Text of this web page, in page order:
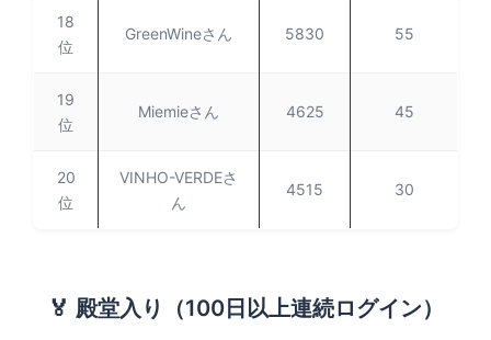
18
位
GreenWineさん 5830 55
19
位
Miemieさん 4625 45
20
位
VINHO-VERDEさ
ん
4515 30
🏅 殿堂入り（100日以上連続ログイン）